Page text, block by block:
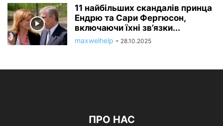
11 найбільших скандалів принца
Ендрю та Сари Фергюсон,
включаючи їхні зв’язки...
maxwelhelp - 28.10.2025
ПРО НАС